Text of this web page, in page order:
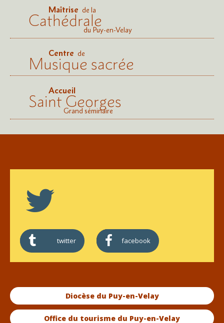
Maîtrise de la
Cathédraledu Puy-en-Velay
Centre de
Musique sacrée
Accueil
Saint Georges
Grand séminaire
twitter facebook
Diocèse du Puy-en-Velay
Office du tourisme du Puy-en-Velay